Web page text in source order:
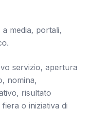
media, portali,
servizio, apertura
nomina,
risultato
o iniziativa di